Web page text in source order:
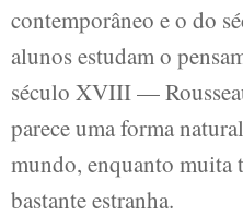
contemporâneo e o do
alunos estudam o
século XVIII —
parece uma forma
mundo, enquanto muita
bastante estranha.